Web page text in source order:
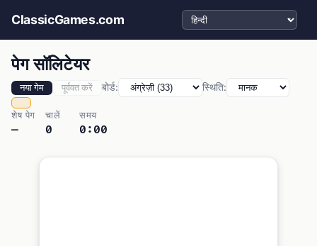
ClassicGames.com भाषा चुनें
पेग सॉलिटेयर
नया गेम पूर्ववत करें बोर्ड: स्थिति:
शेष पेग
—
चालें
0
समय
0:00